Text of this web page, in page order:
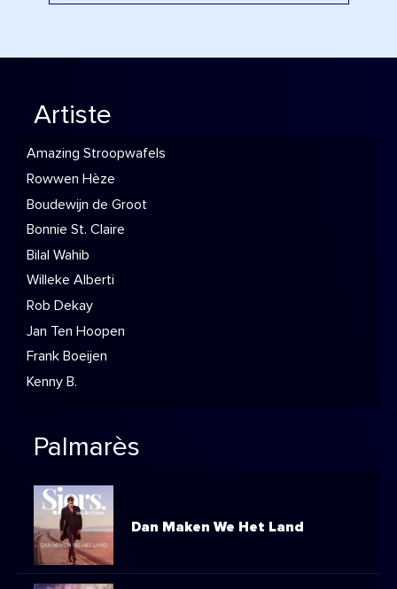
Artiste
Amazing Stroopwafels
Rowwen Hèze
Boudewijn de Groot
Bonnie St. Claire
Bilal Wahib
Willeke Alberti
Rob Dekay
Jan Ten Hoopen
Frank Boeijen
Kenny B.
Palmarès
Dan Maken We Het Land